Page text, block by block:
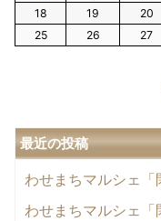
18
19 20
25
26 27
最近の投稿
わせまちマルシェ
わせまちマルシェ